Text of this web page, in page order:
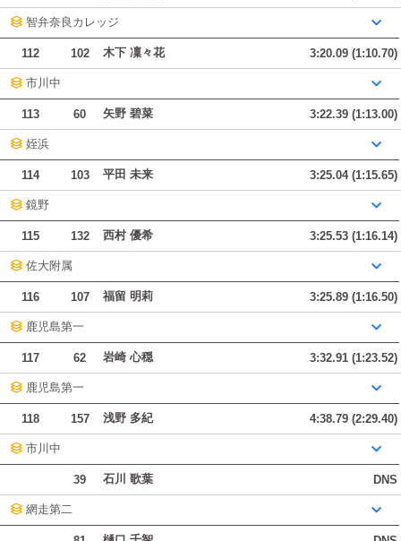
智弁奈良カレッジ
112 102 木下 凜々花 3:20.09 (1:10.70)
市川中
113 60 矢野 碧菜 3:22.39 (1:13.00)
姪浜
114 103 平田 未来 3:25.04 (1:15.65)
鏡野
115 132 西村 優希 3:25.53 (1:16.14)
佐大附属
116 107 福留 明莉 3:25.89 (1:16.50)
鹿児島第一
117 62 岩崎 心穏 3:32.91 (1:23.52)
鹿児島第一
118 157 浅野 多紀 4:38.79 (2:29.40)
市川中
39 石川 歌葉 DNS
網走第二